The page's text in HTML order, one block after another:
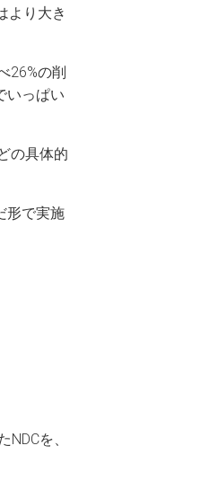
より大き
26%の削
いっぱい
の具体的
形で実施
を、